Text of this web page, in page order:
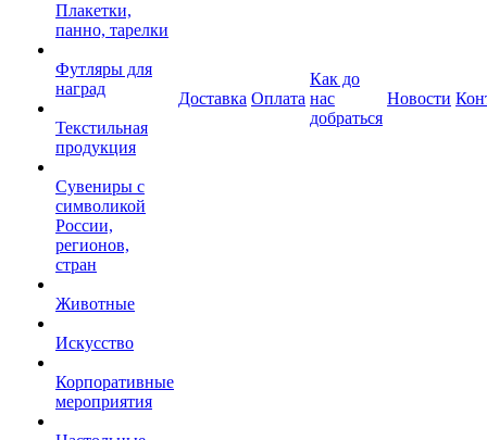
Плакетки,
панно, тарелки
Футляры для
наград
Текстильная
продукция
Сувениры с
символикой
России,
регионов,
стран
Животные
Искусство
Корпоративные
мероприятия
Доставка Оплата
Как до
нас
добраться
Новости